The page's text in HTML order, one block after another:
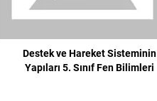
Destek ve Hareket Sisteminin
Yapıları 5. Sınıf Fen Bilimleri